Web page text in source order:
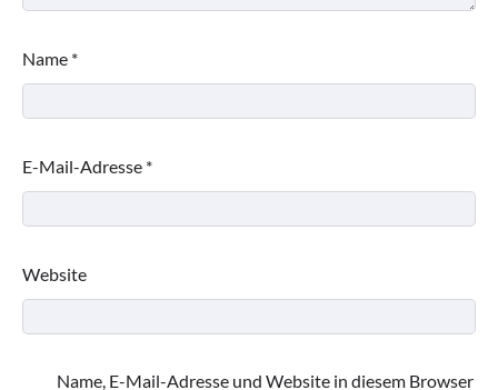
Name *
E-Mail-Adresse *
Website
Name, E-Mail-Adresse und Website in diesem Browser